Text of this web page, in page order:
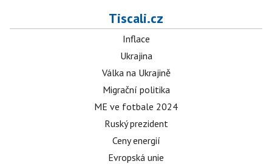
Tiscali.cz
Inflace
Ukrajina
Válka na Ukrajině
Migrační politika
ME ve fotbale 2024
Ruský prezident
Ceny energií
Evropská unie